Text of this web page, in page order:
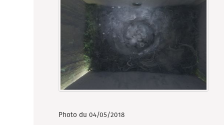
Photo du 04/05/2018